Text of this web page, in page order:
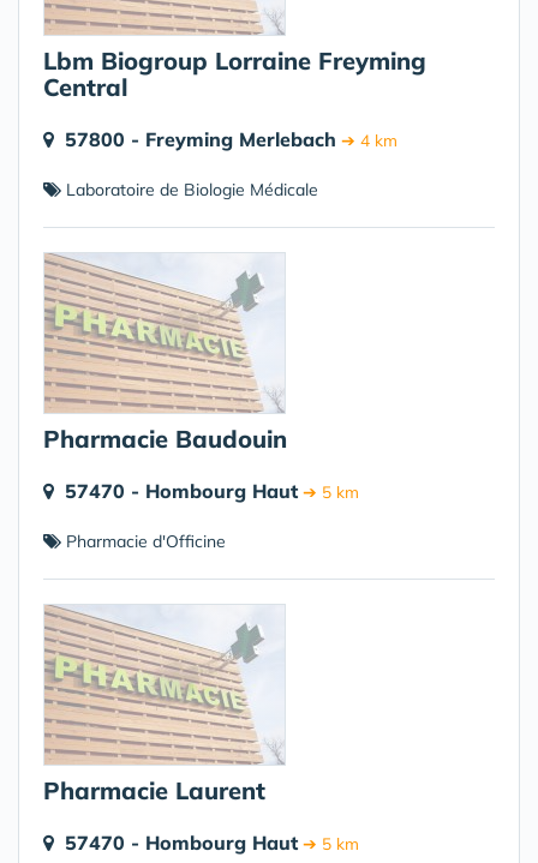
Lbm Biogroup Lorraine Freyming
Central
57800 - Freyming Merlebach ➔ 4 km
Laboratoire de Biologie Médicale
Pharmacie Baudouin
57470 - Hombourg Haut ➔ 5 km
Pharmacie d'Officine
Pharmacie Laurent
57470 - Hombourg Haut ➔ 5 km